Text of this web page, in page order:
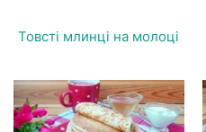
Товсті млинці на молоці